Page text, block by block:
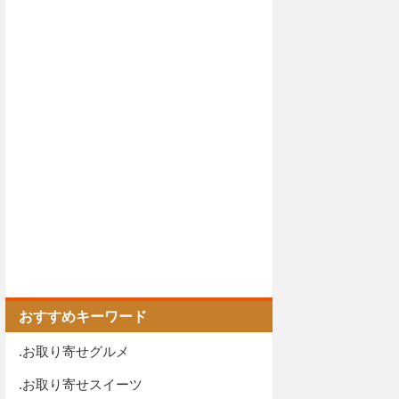
おすすめキーワード
.お取り寄せグルメ
.お取り寄せスイーツ